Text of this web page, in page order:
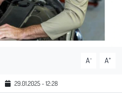
A- A+
29.01.2025 - 12:28